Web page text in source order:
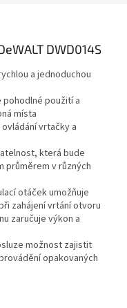
DWD014S
a jednoduchou
použití a
místa
vrtačky a
která bude
průměrem v různých
otáček umožňuje
zahájení vrtání otvoru
zaručuje výkon a
možnost zajistit
opakovaných